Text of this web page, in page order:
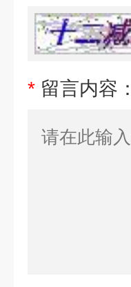
* 留言内容：